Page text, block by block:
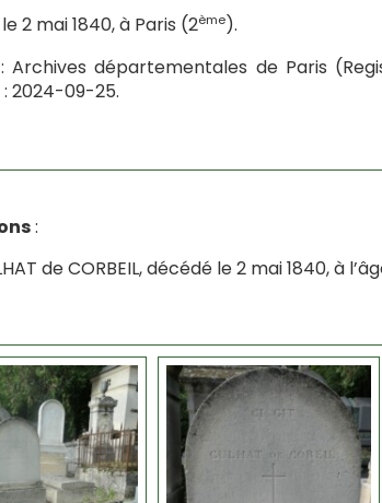
2 mai 1840, à Paris (2ème).
Archives départementales de Paris
: 2024-09-25.
:
de CORBEIL, décédé le 2 mai 1840, à